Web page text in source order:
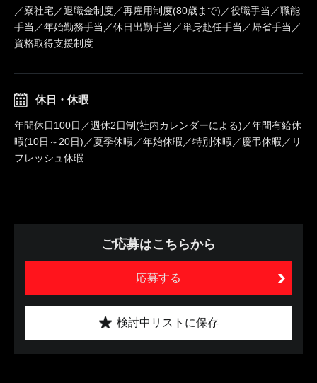
／寮社宅／退職金制度／再雇用制度(80歳まで)／役職手当／職能
手当／年始勤務手当／休日出勤手当／単身赴任手当／帰省手当／
資格取得支援制度
休日・休暇
年間休日100日／週休2日制(社内カレンダーによる)／年間有給休
暇(10日～20日)／夏季休暇／年始休暇／特別休暇／慶弔休暇／リ
フレッシュ休暇
ご応募はこちらから
応募する
検討中リストに保存